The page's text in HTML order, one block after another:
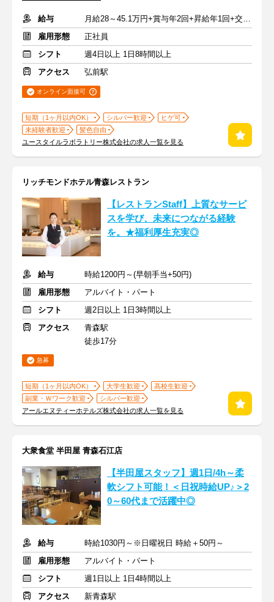
給与
月給28～45.1万円+賞与年2回+昇給年1回+交通費全額
雇用形態
正社員
シフト
週4日以上 1日8時間以上
アクセス
弘前駅
オンライン面接可
短期（1ヶ月以内OK） シルバー歓迎
ヒゲ可
未経験者歓迎
髪色自由
ユースタイルラボラトリー株式会社の求人一覧を見る
リッチモンドホテル青森レストラン
【レストランStaff】上質なサービ
スを学び、未来につながる経験
を。★福利厚生充実◎
給与
時給1200円～(早朝手当+50円)
雇用形態
アルバイト・パート
シフト
週2日以上 1日3時間以上
アクセス
青森駅
徒歩17分
急募
短期（1ヶ月以内OK） 大学生歓迎
高校生歓迎
副業・Ｗワーク歓迎
シルバー歓迎
アールエヌティーホテルズ株式会社の求人一覧を見る
大衆食堂 半田屋 青森石江店
【半田屋スタッフ】週1日/4h～柔
軟シフト可能！＜日祝時給UP♪＞2
0～60代まで活躍中◎
給与
時給1030円～※日曜祝日 時給＋50円～
雇用形態
アルバイト・パート
シフト
週1日以上 1日4時間以上
アクセス
新青森駅